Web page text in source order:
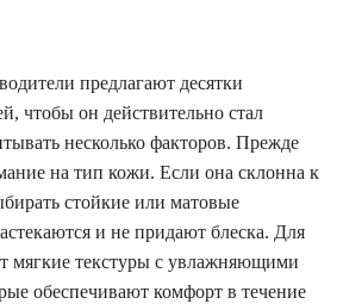
предлагают десятки
чтобы он действительно стал
несколько факторов. Прежде
на тип кожи. Если она склонна к
стойкие или матовые
и не придают блеска. Для
мягкие текстуры с увлажняющими
обеспечивают комфорт в течение